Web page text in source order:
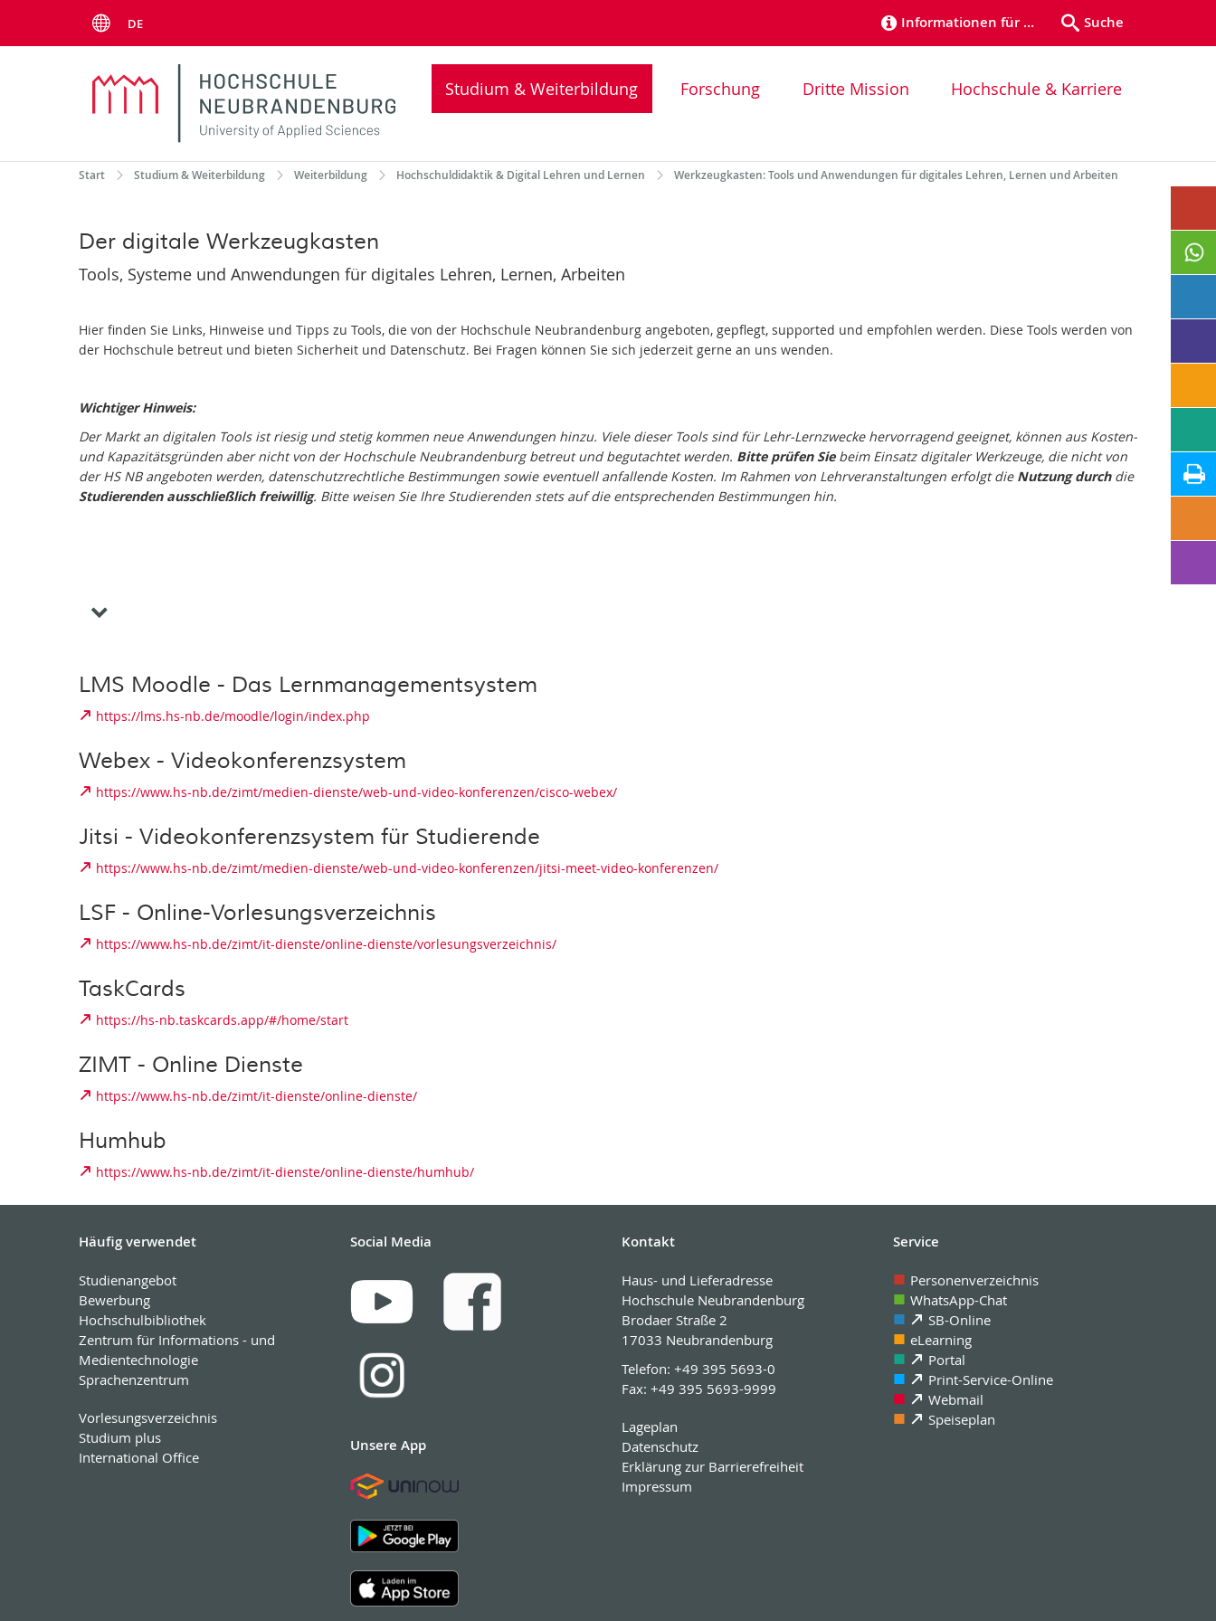
DE Informationen für … Suche
Studium & Weiterbildung Forschung Dritte Mission Hochschule & Karriere
Start Studium & Weiterbildung Weiterbildung Hochschuldidaktik & Digital Lehren und Lernen Werkzeugkasten: Tools und Anwendungen für digitales Lehren, Lernen und Arbeiten
Der digitale Werkzeugkasten
Tools, Systeme und Anwendungen für digitales Lehren, Lernen, Arbeiten
Hier finden Sie Links, Hinweise und Tipps zu Tools, die von der Hochschule Neubrandenburg angeboten, gepflegt, supported und empfohlen werden. Diese Tools werden von
der Hochschule betreut und bieten Sicherheit und Datenschutz. Bei Fragen können Sie sich jederzeit gerne an uns wenden.
Wichtiger Hinweis:
Der Markt an digitalen Tools ist riesig und stetig kommen neue Anwendungen hinzu. Viele dieser Tools sind für Lehr-Lernzwecke hervorragend geeignet, können aus Kosten-
und Kapazitätsgründen aber nicht von der Hochschule Neubrandenburg betreut und begutachtet werden. Bitte prüfen Siebeim Einsatz digitaler Werkzeuge, die nicht von
der HS NB angeboten werden, datenschutzrechtliche Bestimmungen sowie eventuell anfallende Kosten. Im Rahmen von Lehrveranstaltungen erfolgt die Nutzung durchdie
Studierenden ausschließlich freiwillig. Bitte weisen Sie Ihre Studierenden stets auf die entsprechenden Bestimmungen hin.
LMS Moodle - Das Lernmanagementsystem
https://lms.hs-nb.de/moodle/login/index.php
Webex - Videokonferenzsystem
https://www.hs-nb.de/zimt/medien-dienste/web-und-video-konferenzen/cisco-webex/
Jitsi - Videokonferenzsystem für Studierende
https://www.hs-nb.de/zimt/medien-dienste/web-und-video-konferenzen/jitsi-meet-video-konferenzen/
LSF - Online-Vorlesungsverzeichnis
https://www.hs-nb.de/zimt/it-dienste/online-dienste/vorlesungsverzeichnis/
TaskCards
https://hs-nb.taskcards.app/#/home/start
ZIMT - Online Dienste
https://www.hs-nb.de/zimt/it-dienste/online-dienste/
Humhub
https://www.hs-nb.de/zimt/it-dienste/online-dienste/humhub/
Häufig verwendet
Studienangebot
Bewerbung
Hochschulbibliothek
Zentrum für Informations - und
Medientechnologie
Sprachenzentrum
Vorlesungsverzeichnis
Studium plus
International Office
Social Media
Unsere App
Kontakt
Haus- und Lieferadresse
Hochschule Neubrandenburg
Brodaer Straße 2
17033 Neubrandenburg
Telefon: +49 395 5693-0
Fax: +49 395 5693-9999
Lageplan
Datenschutz
Erklärung zur Barrierefreiheit
Impressum
Service
Personenverzeichnis
WhatsApp-Chat
SB-Online
eLearning
Portal
Print-Service-Online
Webmail
Speiseplan